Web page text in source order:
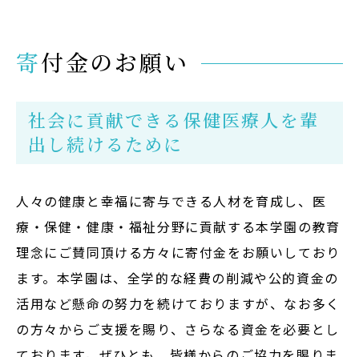
School Life
Admission
地域連携・研究
Cooperation&Research
アクセス
寄付金のお願い
社会に貢献できる保健医療人を輩
出し続けるために
人々の健康と幸福に寄与できる人材を育成し、医
療・保健・健康・福祉分野に貢献する本学園の教育
理念にご賛同頂ける方々に寄付金をお願いしており
ます。本学園は、全学的な経費の削減や公的資金の
活用など懸命の努力を続けておりますが、なお多く
の方々からご支援を賜り、さらなる資金を必要とし